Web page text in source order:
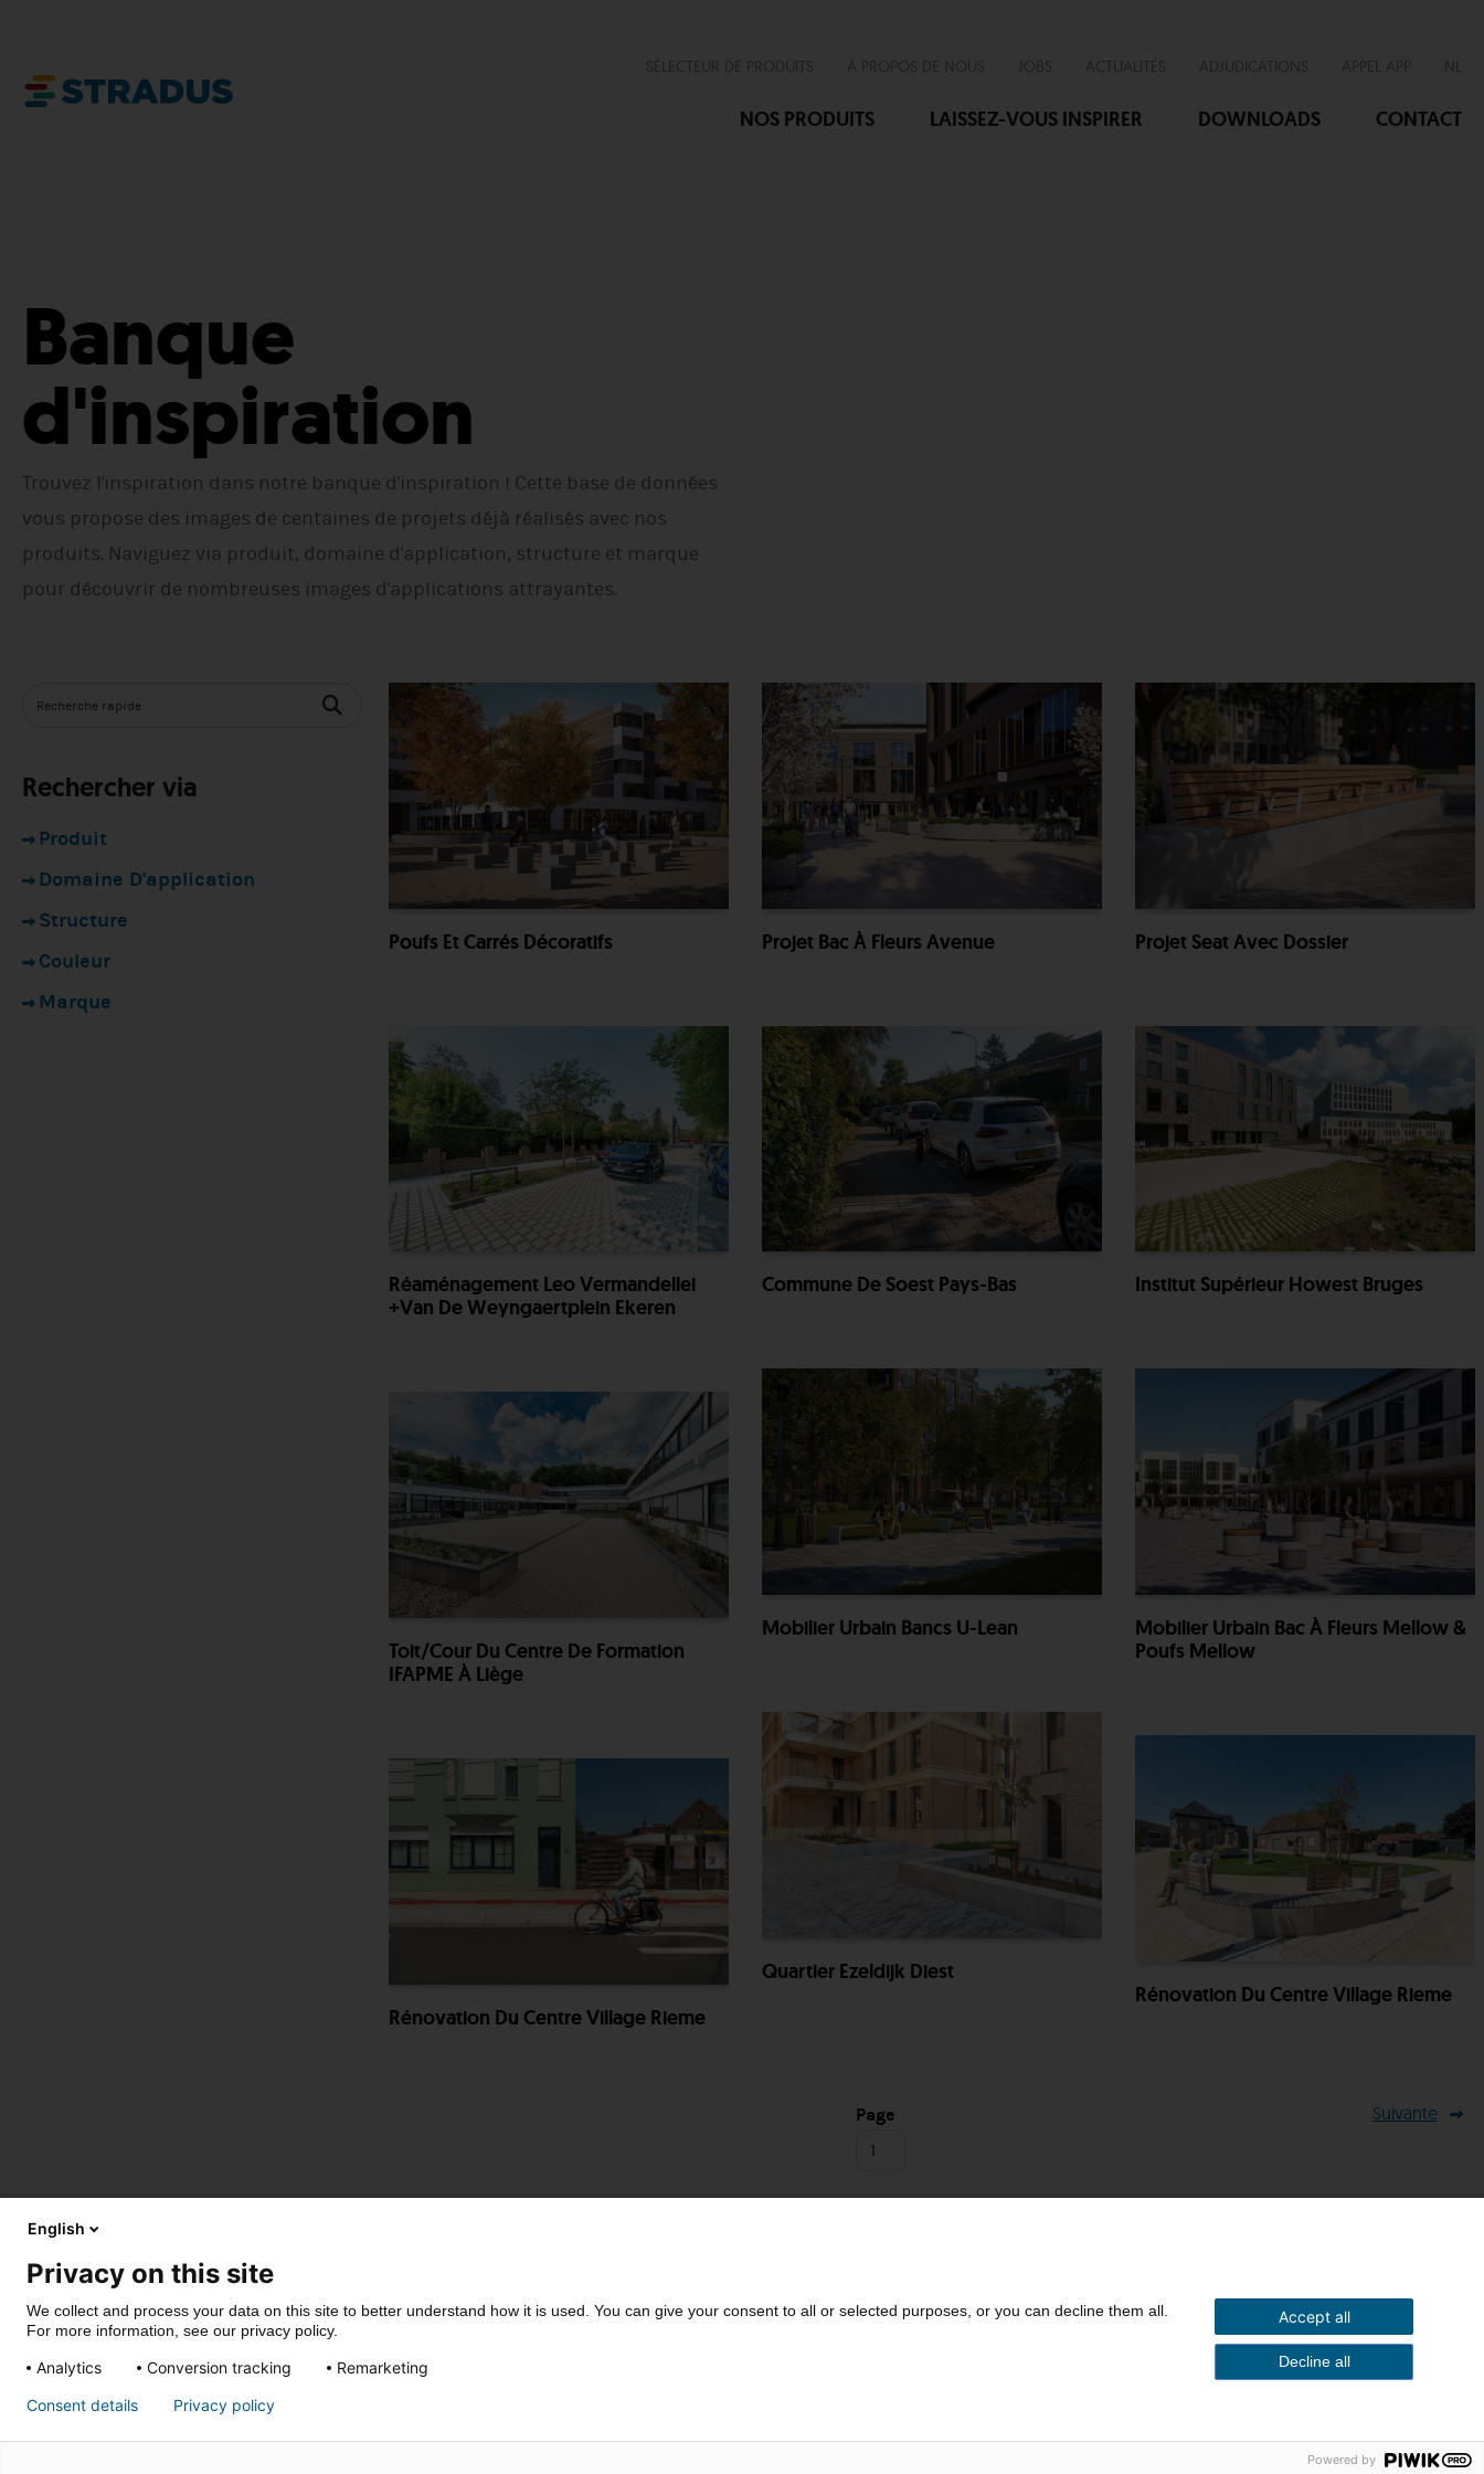
NOS PRODUITS LAISSEZ-VOUS INSPIRER DOWNLOADS CONTACT
Banque
d'inspiration
Trouvez l'inspiration dans notre banque d'inspiration ! Cette base de données
vous propose des images de centaines de projets déjà réalisés avec nos
produits. Naviguez via produit, domaine d'application, structure et marque
pour découvrir de nombreuses images d'applications attrayantes.
Rechercher via
Produit
Domaine D'application
Structure
Couleur
Marque
Poufs Et Carrés Décoratifs Projet Bac À Fleurs Avenue Projet Seat Avec Dossier
Réaménagement Leo Vermandellei
+Van De Weyngaertplein Ekeren
Commune De Soest Pays-Bas Institut Supérieur Howest Bruges
Mobilier Urbain Bancs U-Lean
Mobilier Urbain Bac À Fleurs Mellow &
Poufs Mellow
Toit/cour Du Centre De Formation
IFAPME À Liège
Quartier Ezeldijk Diest
Rénovation Du Centre Village Rieme
Rénovation Du Centre Village Rieme
Page Suivante
DOWNLOADS CONTACT
English
Privacy on this site
We collect and process your data on this site to better understand how it is used. You can give your consent to all or selected purposes, or you can decline them all.
For more information, see our privacy policy.
Analytics Conversion tracking Remarketing
Accept all
Decline all
Consent details Privacy policy
Powered by